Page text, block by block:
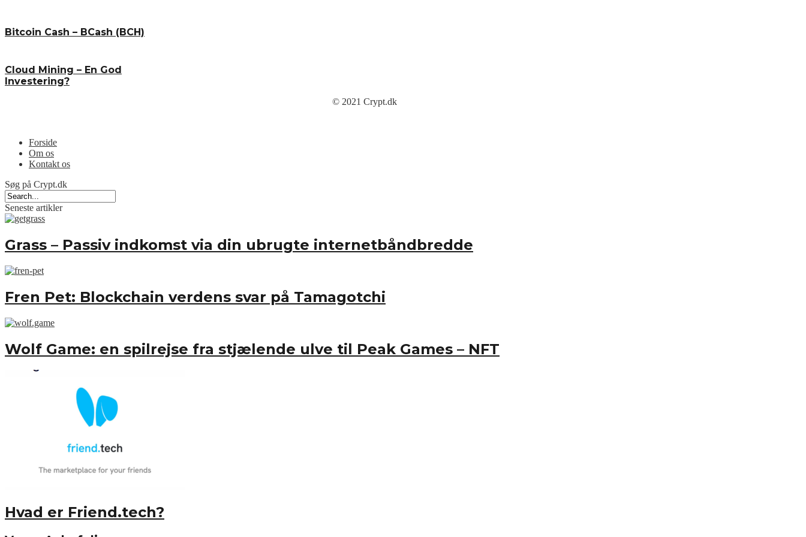
Bitcoin Cash – BCash (BCH)
Cloud Mining – En God
Investering?
© 2021 Crypt.dk
Forside
Om os
Kontakt os
Søg på Crypt.dk
Seneste artikler
Grass – Passiv indkomst via din ubrugte internetbåndbredde
Fren Pet: Blockchain verdens svar på Tamagotchi
Wolf Game: en spilrejse fra stjælende ulve til Peak Games – NFT
Hvad er Friend.tech?